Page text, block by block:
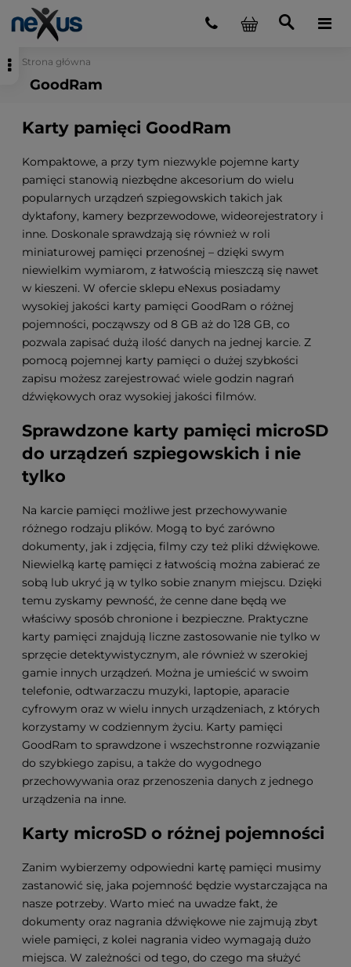
Strona główna
GoodRam
Karty pamięci GoodRam
Kompaktowe, a przy tym niezwykle pojemne karty
pamięci stanowią niezbędne akcesorium do wielu
popularnych urządzeń szpiegowskich takich jak
dyktafony, kamery bezprzewodowe, wideorejestratory i
inne. Doskonale sprawdzają się również w roli
miniaturowej pamięci przenośnej – dzięki swym
niewielkim wymiarom, z łatwością mieszczą się nawet
w kieszeni. W ofercie sklepu eNexus posiadamy
wysokiej jakości karty pamięci GoodRam o różnej
pojemności, począwszy od 8 GB aż do 128 GB, co
pozwala zapisać dużą ilość danych na jednej karcie. Z
pomocą pojemnej karty pamięci o dużej szybkości
zapisu możesz zarejestrować wiele godzin nagrań
dźwiękowych oraz wysokiej jakości filmów.
Sprawdzone karty pamięci microSD
do urządzeń szpiegowskich i nie
tylko
Na karcie pamięci możliwe jest przechowywanie
różnego rodzaju plików. Mogą to być zarówno
dokumenty, jak i zdjęcia, filmy czy też pliki dźwiękowe.
Niewielką kartę pamięci z łatwością można zabierać ze
sobą lub ukryć ją w tylko sobie znanym miejscu. Dzięki
temu zyskamy pewność, że cenne dane będą we
właściwy sposób chronione i bezpieczne. Praktyczne
karty pamięci znajdują liczne zastosowanie nie tylko w
sprzęcie detektywistycznym, ale również w szerokiej
gamie innych urządzeń. Można je umieścić w swoim
telefonie, odtwarzaczu muzyki, laptopie, aparacie
cyfrowym oraz w wielu innych urządzeniach, z których
korzystamy w codziennym życiu. Karty pamięci
GoodRam to sprawdzone i wszechstronne rozwiązanie
do szybkiego zapisu, a także do wygodnego
przechowywania oraz przenoszenia danych z jednego
urządzenia na inne.
Karty microSD o różnej pojemności
Zanim wybierzemy odpowiedni kartę pamięci musimy
zastanowić się, jaka pojemność będzie wystarczająca na
nasze potrzeby. Warto mieć na uwadze fakt, że
dokumenty oraz nagrania dźwiękowe nie zajmują zbyt
wiele pamięci, z kolei nagrania video wymagają dużo
miejsca. W zależności od tego, do czego ma służyć